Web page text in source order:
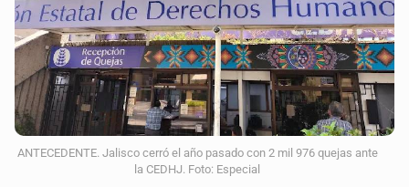
ANTECEDENTE. Jalisco cerró el año pasado con 2 mil 976 quejas ante
la CEDHJ. Foto: Especial